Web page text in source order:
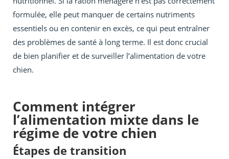
formulée, elle peut manquer de certains nutriments
essentiels ou en contenir en excès, ce qui peut entraîner
des problèmes de santé à long terme. Il est donc crucial
de bien planifier et de surveiller l’alimentation de votre
chien.
Comment intégrer
l’alimentation mixte dans le
régime de votre chien
Étapes de transition